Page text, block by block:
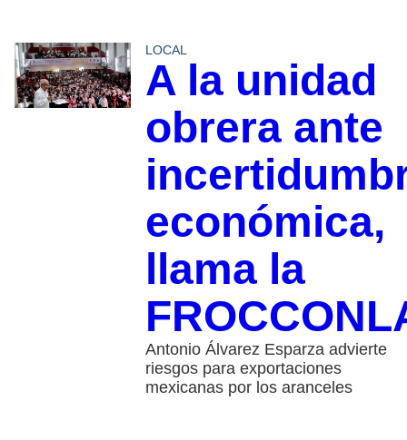
LOCAL
A la unidad
obrera ante
económica,
llama la
Antonio Álvarez Esparza advierte
riesgos para exportaciones
mexicanas por los aranceles